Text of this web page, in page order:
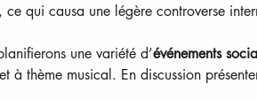
ce qui causa une légère controverse
une variété d’événements
à thème musical. En discussion